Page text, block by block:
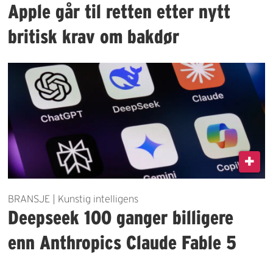
Apple går til retten etter nytt
britisk krav om bakdør
BRANSJE | Kunstig intelligens
Deepseek 100 ganger billigere
enn Anthropics Claude Fable 5